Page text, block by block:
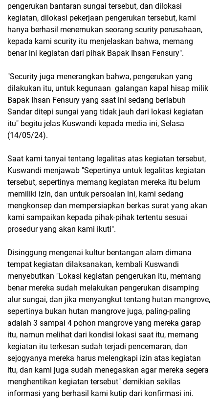
pengerukan bantaran sungai tersebut, dan dilokasi
kegiatan, dilokasi pekerjaan pengerukan tersebut, kami
hanya berhasil menemukan seorang scurity perusahaan,
kepada kami scurity itu menjelaskan bahwa, memang
benar ini kegiatan dari pihak Bapak Ihsan Fensury".
"Security juga menerangkan bahwa, pengerukan yang
dilakukan itu, untuk kegunaan galangan kapal hisap milik
Bapak Ihsan Fensury yang saat ini sedang berlabuh
Sandar ditepi sungai yang tidak jauh dari lokasi kegiatan
itu" begitu jelas Kuswandi kepada media ini, Selasa
(14/05/24).
Saat kami tanyai tentang legalitas atas kegiatan tersebut,
Kuswandi menjawab "Sepertinya untuk legalitas kegiatan
tersebut, sepertinya memang kegiatan mereka itu belum
memiliki izin, dan untuk persoalan ini, kami sedang
mengkonsep dan mempersiapkan berkas surat yang akan
kami sampaikan kepada pihak-pihak tertentu sesuai
prosedur yang akan kami ikuti".
Disinggung mengenai kultur bentangan alam dimana
tempat kegiatan dilaksanakan, kembali Kuswandi
menyebutkan "Lokasi kegiatan pengerukan itu, memang
benar mereka sudah melakukan pengerukan disamping
alur sungai, dan jika menyangkut tentang hutan mangrove,
sepertinya bukan hutan mangrove juga, paling-paling
adalah 3 sampai 4 pohon mangrove yang mereka garap
itu, namun melihat dari kondisi lokasi saat itu, memang
kegiatan itu terkesan sudah terjadi pencemaran, dan
sejogyanya mereka harus melengkapi izin atas kegiatan
itu, dan kami juga sudah menegaskan agar mereka segera
menghentikan kegiatan tersebut" demikian sekilas
informasi yang berhasil kami kutip dari konfirmasi ini.